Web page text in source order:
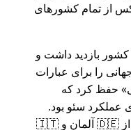
از تمام کشورهای
پلتفرم به طور متوسط هفتگی از ۱۷۴ کشور بازدید داشت و
بیش از ۷ سال موقعیت‌های #1 جهانی را برای عبارات
حفظ کرد که
عملکرد سئو بود.
بیشترین بازدیدکنندگان به طور مداوم از 🇩🇪 آلمان و 🇮🇹